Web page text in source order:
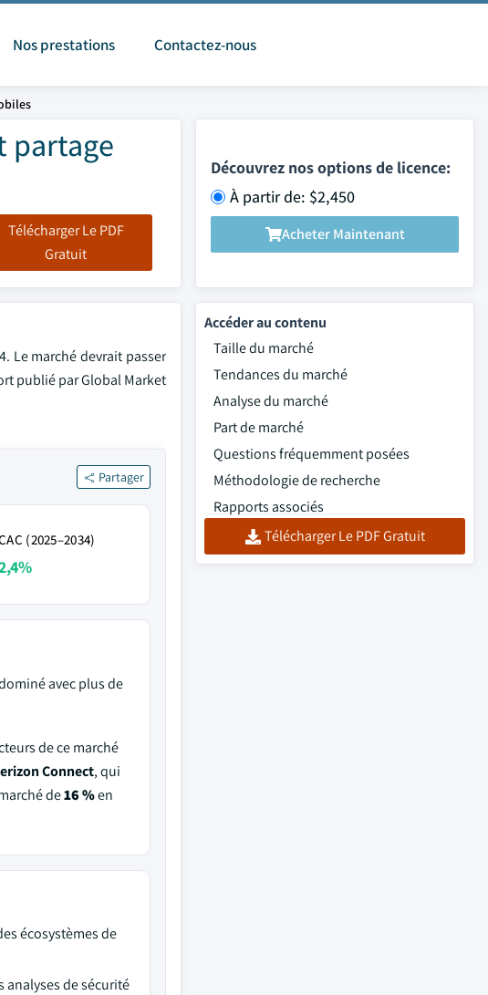
Nos prestations Contactez-nous
partage
Télécharger Le PDF
Gratuit
Découvrez nos options de licence:
À partir de: $2,450
Acheter Maintenant
Le marché devrait passer
publié par Global Market
Partager
(2025–2034)
avec plus de
de ce marché
Connect, qui
de16 %en
écosystèmes de
de sécurité
Accéder au contenu
Taille du marché
Tendances du marché
Analyse du marché
Part de marché
Questions fréquemment posées
Méthodologie de recherche
Rapports associés
Télécharger Le PDF Gratuit